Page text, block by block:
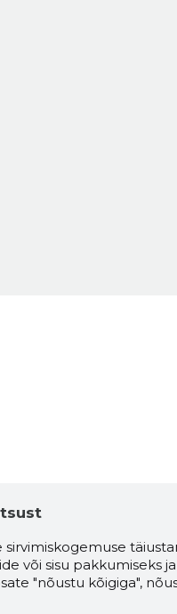
või sisu pakkumiseks
"nõustu kõigiga",